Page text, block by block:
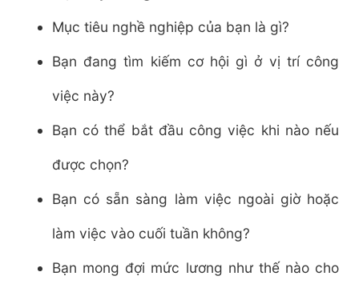
Mục tiêu nghề nghiệp của bạn là gì?
Bạn đang tìm kiếm cơ hội gì ở vị trí công
việc này?
Bạn có thể bắt đầu công việc khi nào nếu
được chọn?
Bạn có sẵn sàng làm việc ngoài giờ hoặc
làm việc vào cuối tuần không?
Bạn mong đợi mức lương như thế nào cho